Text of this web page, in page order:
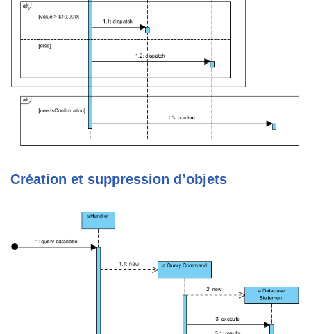
Création et suppression d’objets